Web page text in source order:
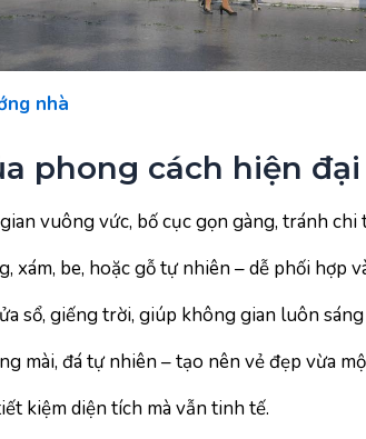
nhà
phong cách hiện
vuông vức, bố cục gọn gàng, tránh
xám, be, hoặc gỗ tự nhiên – dễ phối hợp
sổ, giếng trời, giúp không gian luôn
mài, đá tự nhiên – tạo nên vẻ đẹp vừa
kiệm diện tích mà vẫn tinh tế.